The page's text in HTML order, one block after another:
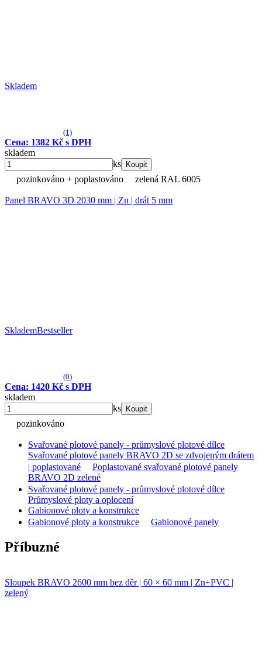
Skladem
(1)
Cena: 1382 Kč s DPH
skladem
ks
Koupit
pozinkováno + poplastováno zelená RAL 6005
Panel BRAVO 3D 2030 mm | Zn | drát 5 mm
SklademBestseller
(0)
Cena: 1420 Kč s DPH
skladem
ks
Koupit
pozinkováno
Svařované plotové panely - průmyslové plotové dílce
Svařované plotové panely BRAVO 2D se zdvojeným drátem
| poplastované
Poplastované svařované plotové panely
BRAVO 2D zelené
Svařované plotové panely - průmyslové plotové dílce
Průmyslové ploty a oplocení
Gabionové ploty a konstrukce
Gabionové ploty a konstrukce
Gabionové panely
Příbuzné
Sloupek BRAVO 2600 mm bez děr | 60 × 60 mm | Zn+PVC |
zelený